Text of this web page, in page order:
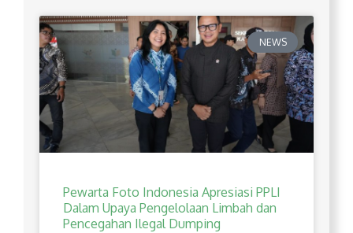
NEWS
Pewarta Foto Indonesia Apresiasi PPLI
Dalam Upaya Pengelolaan Limbah dan
Pencegahan Ilegal Dumping